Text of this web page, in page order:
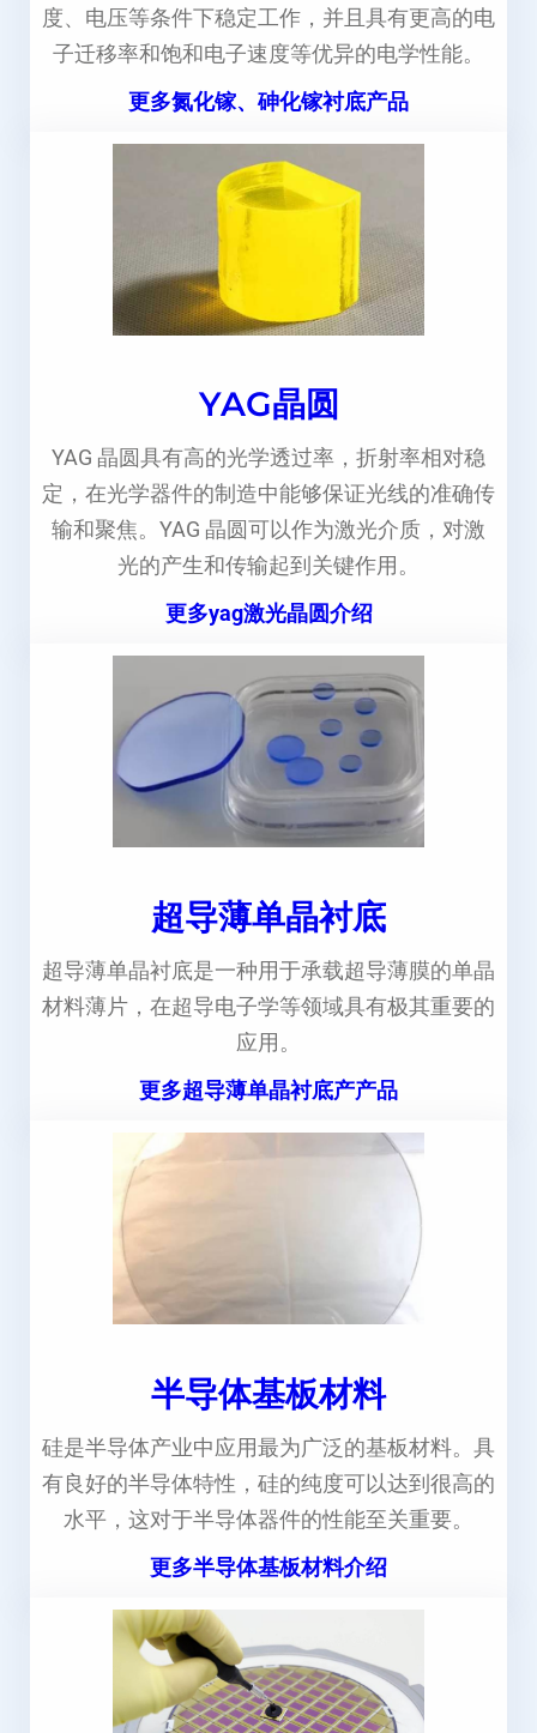
度、电压等条件下稳定工作，并且具有更高的电
子迁移率和饱和电子速度等优异的电学性能。
更多氮化镓、砷化镓衬底产品
YAG晶圆
YAG 晶圆具有高的光学透过率，折射率相对稳
定，在光学器件的制造中能够保证光线的准确传
输和聚焦。YAG 晶圆可以作为激光介质，对激
光的产生和传输起到关键作用。
更多yag激光晶圆介绍
超导薄单晶衬底
超导薄单晶衬底是一种用于承载超导薄膜的单晶
材料薄片，在超导电子学等领域具有极其重要的
应用。
更多超导薄单晶衬底产产品
半导体基板材料
硅是半导体产业中应用最为广泛的基板材料。具
有良好的半导体特性，硅的纯度可以达到很高的
水平，这对于半导体器件的性能至关重要。
更多半导体基板材料介绍